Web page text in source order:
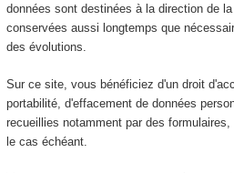
données sont destinées à la direction de
conservées aussi longtemps que
des évolutions.
Sur ce site, vous bénéficiez d'un droit
portabilité, d'effacement de données
recueillies notamment par des
le cas échéant.